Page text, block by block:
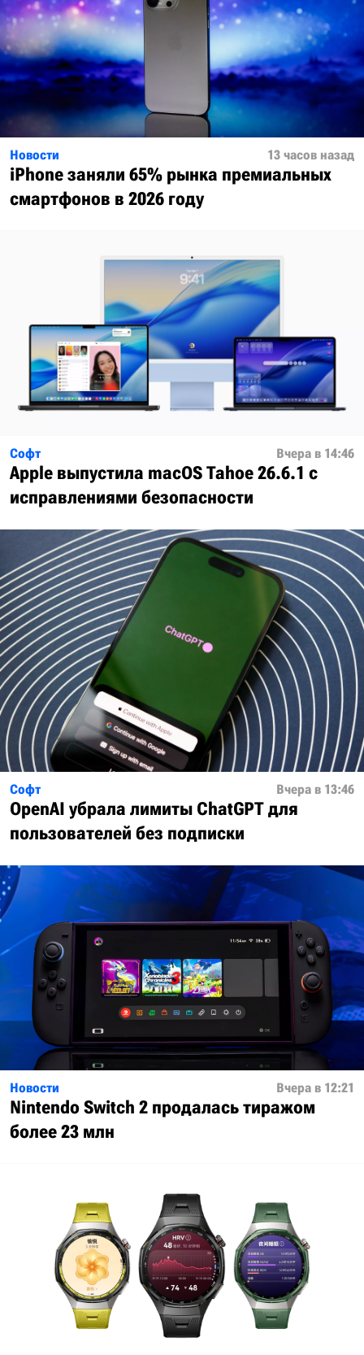
Новости 13 часов назад
iPhone заняли 65% рынка премиальных
смартфонов в 2026 году
Софт Вчера в 14:46
Apple выпустила macOS Tahoe 26.6.1 с
исправлениями безопасности
Софт Вчера в 13:46
OpenAI убрала лимиты ChatGPT для
пользователей без подписки
Новости Вчера в 12:21
Nintendo Switch 2 продалась тиражом
более 23 млн